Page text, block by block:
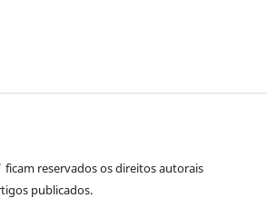
ficam reservados os direitos autorais
publicados.